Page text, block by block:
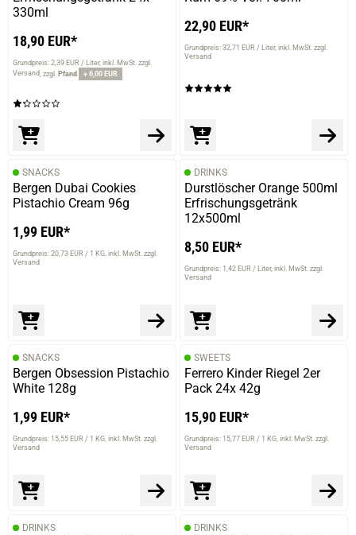
prev next
330ml
18,90 EUR*
Grundpreis: 2,39 EUR / Liter inkl. MwSt. zzgl.
Versand zzgl. Pfand + 6,00 EUR
22,90 EUR*
Grundpreis: 32,71 EUR / Liter inkl. MwSt. zzgl.
Versand
SNACKS
Bergen Dubai Cookies
Pistachio Cream 96g
1,99 EUR*
Grundpreis: 20,73 EUR / 1 KG inkl. MwSt. zzgl.
Versand
DRINKS
Durstlöscher Orange 500ml
Erfrischungsgetränk
12x500ml
8,50 EUR*
Grundpreis: 1,42 EUR / Liter inkl. MwSt. zzgl.
Versand
SNACKS
Bergen Obsession Pistachio
White 128g
1,99 EUR*
Grundpreis: 15,55 EUR / 1 KG inkl. MwSt. zzgl.
Versand
SWEETS
Ferrero Kinder Riegel 2er
Pack 24x 42g
15,90 EUR*
Grundpreis: 15,77 EUR / 1 KG inkl. MwSt. zzgl.
Versand
DRINKS DRINKS